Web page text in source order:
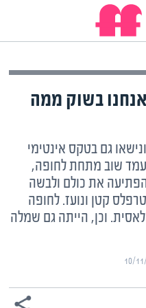
בשוק ממה
גם בטקס אינטימי
שוב מתחת לחופה,
את כולם ולבשה
קטן ונועז. לחופה
וכן, הייתה גם שמלה